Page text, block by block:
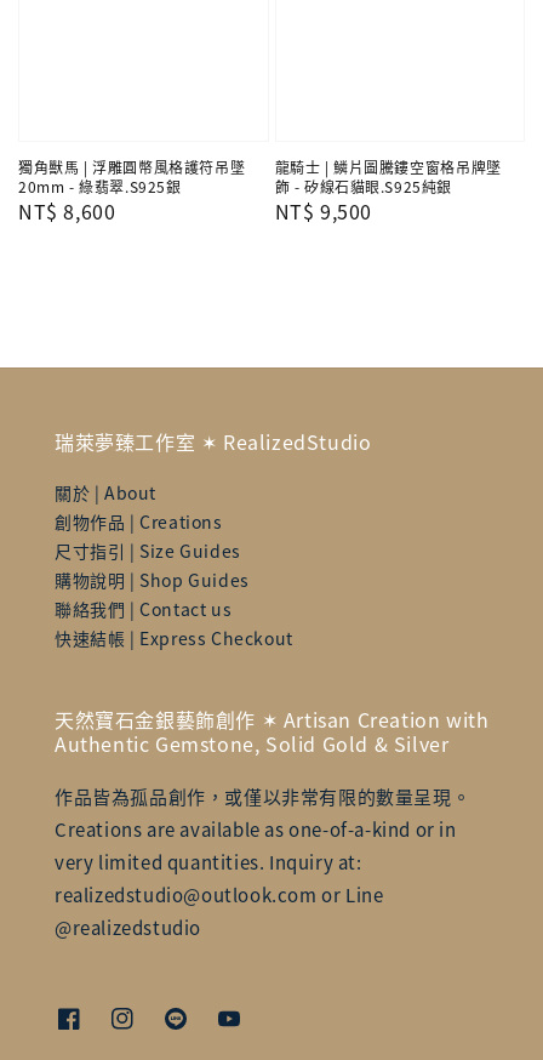
獨角獸馬 | 浮雕圓幣風格護符吊墜
20mm - 綠翡翠.S925銀
Regular
NT$ 8,600
龍騎士 | 鱗片圖騰鏤空窗格吊牌墜
飾 - 矽線石貓眼.S925純銀
Regular
NT$ 9,500
瑞萊夢臻工作室 ✶ RealizedStudio
關於 | About
創物作品 | Creations
尺寸指引 | Size Guides
購物說明 | Shop Guides
聯絡我們 | Contact us
快速結帳 | Express Checkout
天然寶石金銀藝飾創作 ✶ Artisan Creation with
Authentic Gemstone, Solid Gold & Silver
作品皆為孤品創作，或僅以非常有限的數量呈現。
Creations are available as one-of-a-kind or in
very limited quantities. Inquiry at:
realizedstudio@outlook.com or Line
@realizedstudio